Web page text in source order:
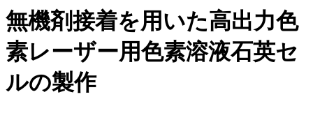
無機剤接着を用いた高出力色
素レーザー用色素溶液石英セ
ルの製作